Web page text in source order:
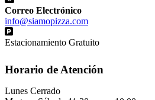
Correo Electrónico
info@siamopizza.com
Estacionamiento Gratuito
Horario de Atención
Lunes Cerrado